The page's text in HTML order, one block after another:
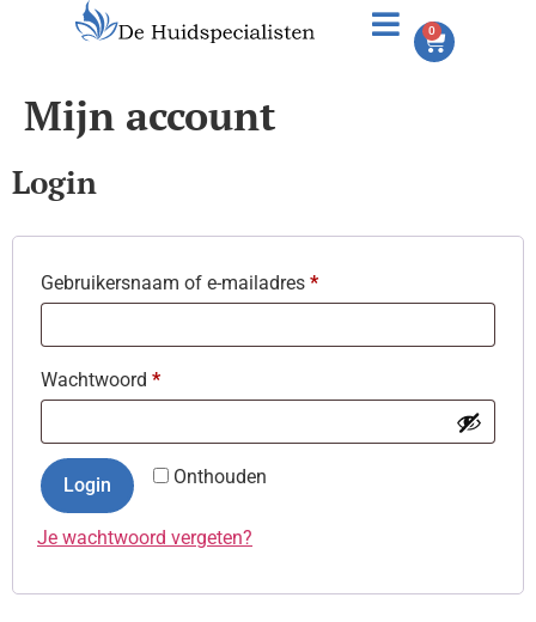
0
Mijn account
Login
Gebruikersnaam of e-mailadres *
Wachtwoord *
Onthouden
Login
Je wachtwoord vergeten?